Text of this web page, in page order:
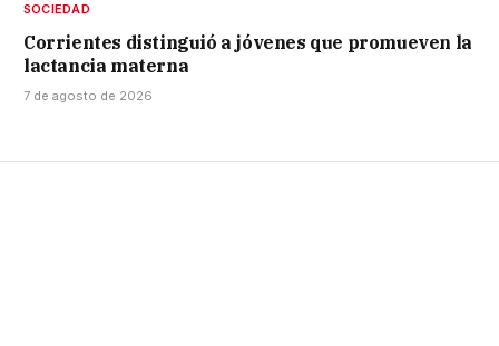
SOCIEDAD
Corrientes distinguió a jóvenes que promueven la
lactancia materna
7 de agosto de 2026